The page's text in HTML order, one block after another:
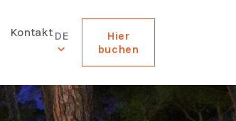
Kontakt DE
Hier
buchen